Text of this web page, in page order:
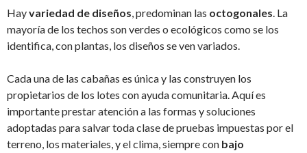
Hayvariedad de diseños, predominan las octogonales. La
mayoría de los techos son verdes o ecológicos como se los
identifica, con plantas, los diseños se ven variados.
Cada una de las cabañas es única y las construyen los
propietarios de los lotes con ayuda comunitaria. Aquí es
importante prestar atención a las formas y soluciones
adoptadas para salvar toda clase de pruebas impuestas por el
terreno, los materiales, y el clima, siempre con bajo